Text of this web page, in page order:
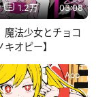
1.2万 03:08
魔法少女とチョコ
オピー】
App